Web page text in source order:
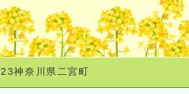
神奈川県二宮町